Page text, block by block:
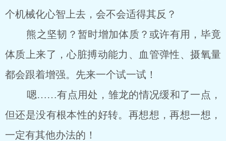
个机械化心智上去，会不会适得其反？
熊之坚韧？暂时增加体质？或许有用，毕竟
体质上来了，心脏搏动能力、血管弹性、摄氧量
都会跟着增强。先来一个试一试！
嗯……有点用处，雏龙的情况缓和了一点，
但还是没有根本性的好转。再想想，再想一想，
一定有其他办法的！